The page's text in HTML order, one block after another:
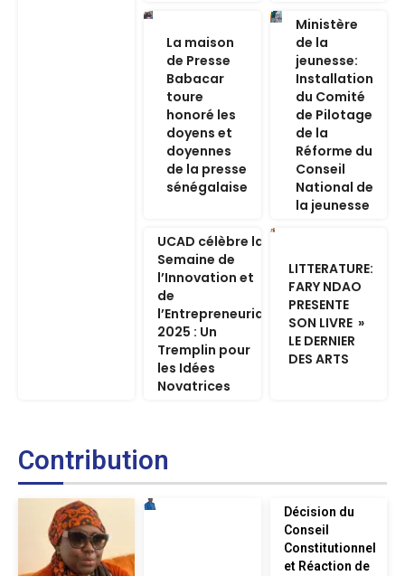
La maison
de Presse
Babacar
toure
honoré les
doyens et
doyennes
de la presse
sénégalaise
Ministère
de la
jeunesse:
Installation
du Comité
de Pilotage
de la
Réforme du
Conseil
National de
la jeunesse
UCAD célèbre la
Semaine de
l’Innovation et
de
l’Entrepreneuriat
2025 : Un
Tremplin pour
les Idées
Novatrices
LITTERATURE:
FARY NDAO
PRESENTE
SON LIVRE »
LE DERNIER
DES ARTS
Contribution
Décision du
Conseil
Constitutionnel
et Réaction de